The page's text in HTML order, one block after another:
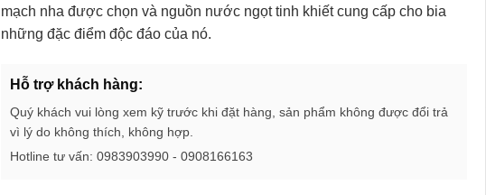
mạch nha được chọn và nguồn nước ngọt tinh khiết cung cấp cho bia
những đặc điểm độc đáo của nó.
Hỗ trợ khách hàng:
Quý khách vui lòng xem kỹ trước khi đặt hàng, sản phẩm không được đổi trả
vì lý do không thích, không hợp.
Hotline tư vấn: 0983903990 - 0908166163